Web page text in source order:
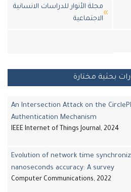
مجلة الأنوار للدراسات الانسانية
الاجتماعية
مختارة
An Intersection Attack on the
Authentication Mechanism
IEEE Internet of Things Journal,
Evolution of network time
nanoseconds accuracy: A
Computer Communications, 2022